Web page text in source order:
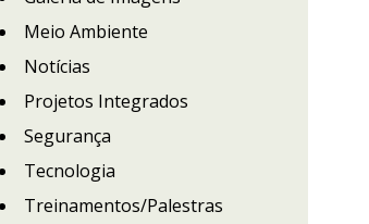
Meio Ambiente
Notícias
Projetos Integrados
Segurança
Tecnologia
Treinamentos/Palestras